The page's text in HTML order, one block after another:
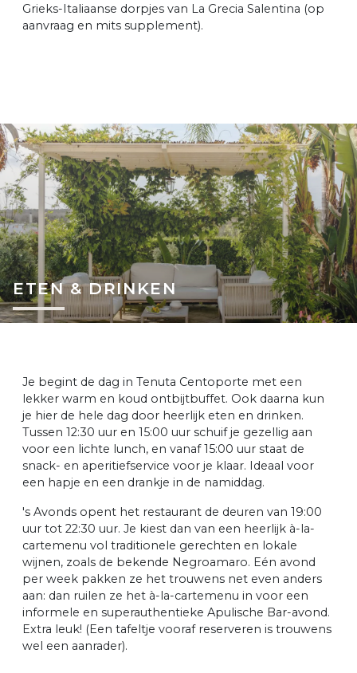
Grieks-Italiaanse dorpjes van La Grecia Salentina (op
aanvraag en mits supplement).
ETEN & DRINKEN
Je begint de dag in Tenuta Centoporte met een
lekker warm en koud ontbijtbuffet. Ook daarna kun
je hier de hele dag door heerlijk eten en drinken.
Tussen 12:30 uur en 15:00 uur schuif je gezellig aan
voor een lichte lunch, en vanaf 15:00 uur staat de
snack- en aperitiefservice voor je klaar. Ideaal voor
een hapje en een drankje in de namiddag.
's Avonds opent het restaurant de deuren van 19:00
uur tot 22:30 uur. Je kiest dan van een heerlijk à-la-
cartemenu vol traditionele gerechten en lokale
wijnen, zoals de bekende Negroamaro. Eén avond
per week pakken ze het trouwens net even anders
aan: dan ruilen ze het à-la-cartemenu in voor een
informele en superauthentieke Apulische Bar-avond.
Extra leuk! (Een tafeltje vooraf reserveren is trouwens
wel een aanrader).